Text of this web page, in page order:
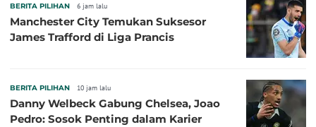
BERITA PILIHAN 6 jam lalu
Manchester City Temukan Suksesor
James Trafford di Liga Prancis
BERITA PILIHAN 10 jam lalu
Danny Welbeck Gabung Chelsea, Joao
Pedro: Sosok Penting dalam Karier